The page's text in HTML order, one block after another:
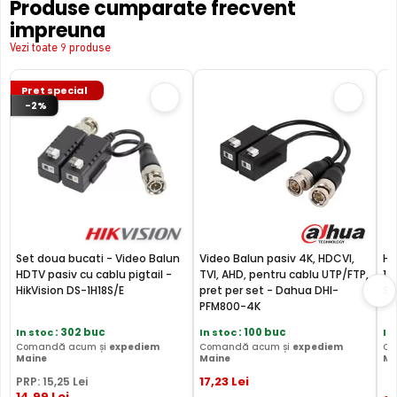
schimbate fara instiintare prealabila si nu constituie obligativitate
contractuala. Va stam oricand la dispozitie pentru eventuale clarificari.
Compara cu produse asemanatoare
Tabel comparativ generat automat pe baza categoriei si
features.
Comparatie HikVision DS-2CE16D0T-IRPF28 vs
Caracteristica
HikVision DS-
2CE16D0T-IRPF28
HikVision DS-
2CE16D0T-
ITPFS(3.6MM)
110 lei 73 lei
Rezolutie
2 MP/1080p 2 MP/1080p
noaptea
Tehnologie
ANALOGICA
Produse cumparate frecvent
impreuna
Vezi toate 9 produse
Pret special
-2%
Set doua bucati - Video Balun
HDTV pasiv cu cablu pigtail -
HikVision DS-1H18S/E
In stoc: 302 buc
Comandă acum și expediem
Maine
PRP: 15,25 Lei
Video Balun pasiv 4K, HDCVI,
TVI, AHD, pentru cablu UTP/FTP,
pret per set - Dahua DHI-
PFM800-4K
In stoc: 100 buc
Comandă acum și expediem
Maine
17,23 Lei
In